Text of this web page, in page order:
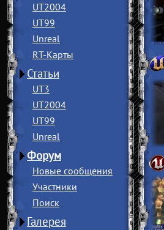
UT2004
UT99
Unreal
RT-Карты
Статьи
UT3
UT2004
UT99
Unreal
Форум
Новые сообщения
Участники
Поиск
Галерея